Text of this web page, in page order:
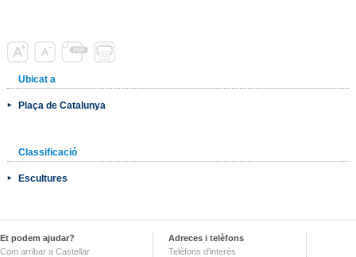
Ubicat a
Plaça de Catalunya
Classificació
Escultures
Et podem ajudar?
Com arribar a Castellar
Adreces i telèfons
Telèfons d'interès